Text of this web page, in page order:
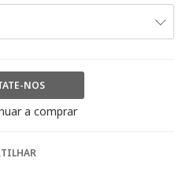
NOS
a comprar